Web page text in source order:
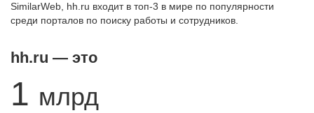
SimilarWeb, hh.ru входит в топ-3 в мире по популярности
среди порталов по поиску работы и сотрудников.
hh.ru — это
1 млрд